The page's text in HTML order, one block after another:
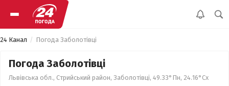
24 Канал Погода Заболотівці
Погода Заболотівці
Львівська обл., Стрийський район, Заболотівці, 49.33°Пн, 24.16°Сх